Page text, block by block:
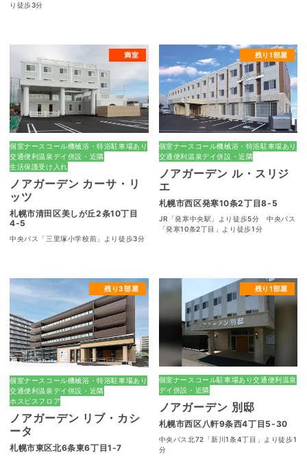
り徒歩3分
満室
個室ナースコール機械浴・特浴駐車場あり
交通便利温泉 デイ併設・近隣
生活保護受け入れ
ノアガーデン カーサ・リ
ッツ
札幌市清田区美しが丘2条10丁目
4-5
中央バス「三里塚小学校前」より徒歩3分
残り1部屋
個室ナースコール機械浴・特浴駐車場あり
交通便利 温泉デイ併設・近隣
ノアガーデン ル・スリジ
エ
札幌市西区発寒10条2丁目8-5
JR「発寒中央駅」より徒歩5分 中央バス
「発寒10条2丁目」より徒歩1分
残り3部屋
個室ナースコール機械浴・特浴駐車場あり
交通便利温泉 デイ併設・近隣
ホスピスフロア
ノアガーデン リブ・カシ
ータ
札幌市東区北6条東6丁目1-7
残り1部屋
個室ナースコール駐車場あり交通便利 温泉
デイ併設・近隣
ノアガーデン 別邸
札幌市西区八軒9条西4丁目5-30
中央バス北72「新川1条4丁目」より徒歩1
分